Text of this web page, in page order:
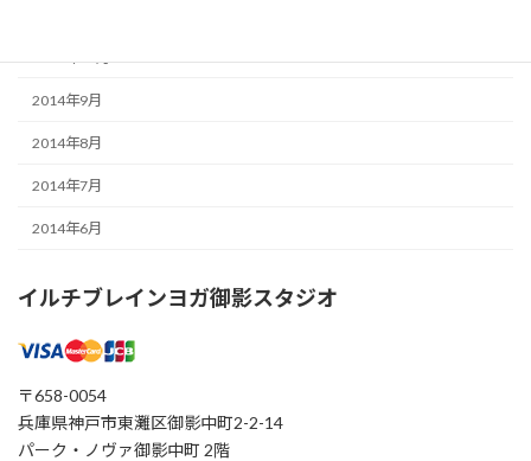
2014年9月
2014年8月
2014年7月
2014年6月
イルチブレインヨガ御影スタジオ
〒658-0054
兵庫県神戸市東灘区御影中町2-2-14
パーク・ノヴァ御影中町 2階